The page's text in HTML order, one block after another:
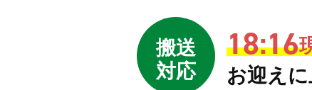
搬送
対応
18:16
お迎え